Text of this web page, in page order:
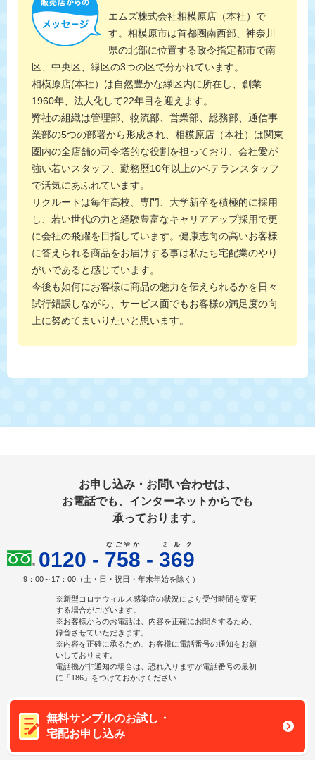
エムズ株式会社相模原店（本社）で
す。相模原市は首都圏南西部、神奈川
県の北部に位置する政令指定都市で南
区、中央区、緑区の3つの区で分かれています。
相模原店(本社）は自然豊かな緑区内に所在し、創業
1960年、法人化して22年目を迎えます。
弊社の組織は管理部、物流部、営業部、総務部、通信事
業部の5つの部署から形成され、相模原店（本社）は関東
圏内の全店舗の司令塔的な役割を担っており、会社愛が
強い若いスタッフ、勤務歴10年以上のベテランスタッフ
で活気にあふれています。
リクルートは毎年高校、専門、大学新卒を積極的に採用
し、若い世代の力と経験豊富なキャリアアップ採用で更
に会社の飛躍を目指しています。健康志向の高いお客様
に答えられる商品をお届けする事は私たち宅配業のやり
がいであると感じています。
今後も如何にお客様に商品の魅力を伝えられるかを日々
試行錯誤しながら、サービス面でもお客様の満足度の向
上に努めてまいりたいと思います。
お申し込み・お問い合わせは、
お電話でも、インターネットからでも
承っております。
0120 - 758
なごやか
- 369
ミルク
9：00～17：00（土・日・祝日・年末年始を除く）
※新型コロナウィルス感染症の状況により受付時間を変更
する場合がございます。
※お客様からのお電話は、内容を正確にお聞きするため、
録音させていただきます。
※内容を正確に承るため、お客様に電話番号の通知をお願
いしております。
電話機が非通知の場合は、恐れ入りますが電話番号の最初
に「186」をつけておかけください
無料サンプルのお試し・
宅配お申し込み